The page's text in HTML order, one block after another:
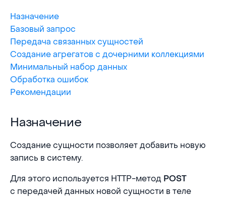
Назначение
Базовый запрос
Передача связанных сущностей
Создание агрегатов с дочерними коллекциями
Минимальный набор данных
Обработка ошибок
Рекомендации
Назначение
Назначение
Создание сущности позволяет добавить новую
запись в систему.
Для этого используется HTTP-метод POST
с передачей данных новой сущности в теле